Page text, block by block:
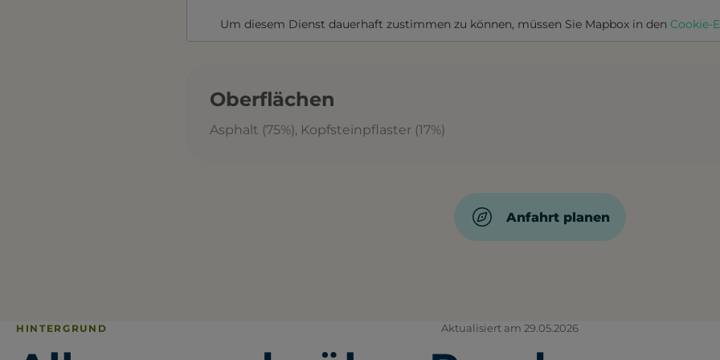
Um diesem Dienst dauerhaft zustimmen zu können, müssen Sie Mapbox in den Cookie-
Oberflächen
Asphalt (75%), Kopfsteinpflaster (17%)
Anfahrt planen
HINTERGRUND Aktualisiert am 29.05.2026